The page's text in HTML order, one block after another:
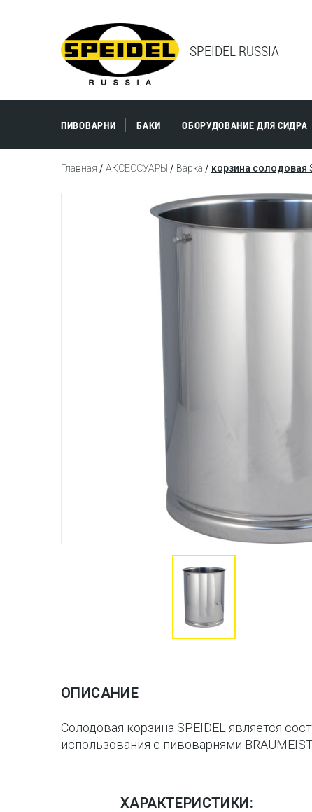
SPEIDEL RUSSIA
ПИВОВАРНИ БАКИ ОБОРУДОВАНИЕ ДЛЯ СИДРА
Главная АКСЕССУАРЫ Варка корзина солодовая
ОПИСАНИЕ
Солодовая корзина SPEIDEL является
использования с пивоварнями
ХАРАКТЕРИСТИКИ: